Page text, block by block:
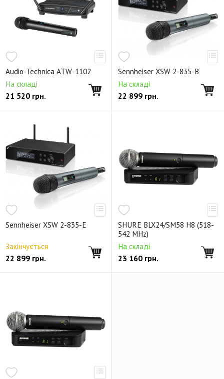
Audio-Technica ATW-1102
На складі
21 520 грн.
Sennheiser XSW 2-835-B
На складі
22 899 грн.
Sennheiser XSW 2-835-E
Закінчується
22 899 грн.
SHURE BLX24/SM58 H8 (518-
542 MHz)
На складі
23 160 грн.